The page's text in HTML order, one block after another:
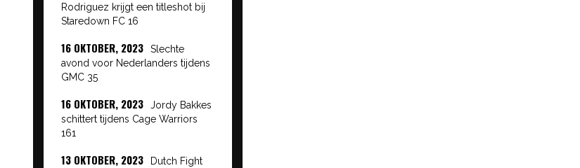
Rodriguez krijgt een titleshot bij
Staredown FC 16
16 OKTOBER, 2023
Slechte
avond voor Nederlanders tijdens
GMC 35
16 OKTOBER, 2023
Jordy Bakkes
schittert tijdens Cage Warriors
161
13 OKTOBER, 2023
Dutch Fight